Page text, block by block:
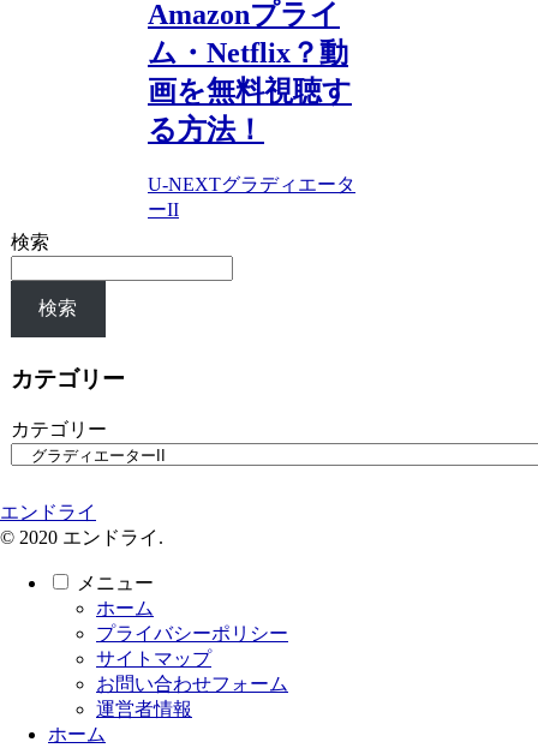
Amazonプライ
ム・Netflix？動
画を無料視聴す
る方法！
U-NEXTグラディエータ
ーII
検索
検索
カテゴリー
カテゴリー
エンドライ
© 2020 エンドライ.
メニュー
ホーム
プライバシーポリシー
サイトマップ
お問い合わせフォーム
運営者情報
ホーム